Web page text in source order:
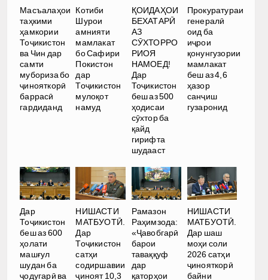
Масъалаҳои
таҳкими
ҳамкории
Тоҷикистон
ва Чин дар
самти
мубориза бо
ҷинояткорӣ
баррасӣ
гардиданд
Котиби
Шурои
амнияти
мамлакат
бо Сафири
Покистон
дар
Тоҷикистон
мулоқот
намуд
ҚОИДАҲОИ
БЕХАТАРӢ
АЗ
СӮХТОРРО
РИОЯ
НАМОЕД!
Дар
Тоҷикистон
беш аз 500
ҳодисаи
сӯхтор ба
қайд
гирифта
шудааст
Прокуратураи
генералӣ
оид ба
иҷрои
қонунгузории
мамлакат
беш аз 4,6
ҳазор
санҷиш
гузаронид
Дар
Тоҷикистон
беш аз 600
ҳолати
машғул
шудан ба
ҷодугарӣ ва
НИШАСТИ
МАТБУОТӢ.
Дар
Тоҷикистон
сатҳи
содиршавии
ҷиноят 10,3
Рамазон
Раҳимзода:
«Ҷавобгарӣ
барои
таваққуф
дар
қаторҳои
НИШАСТИ
МАТБУОТӢ.
Дар шаш
моҳи соли
2026 сатҳи
ҷинояткорӣ
байни